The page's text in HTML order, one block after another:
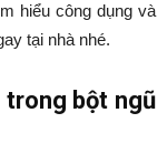
hiểu công dụng và
tại nhà nhé.
trong bột ngũ